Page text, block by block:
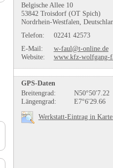
Belgische Allee 10
53842 Troisdorf (OT Spich)
Nordrhein-Westfalen,
Telefon:
02241 42573
E-Mail:
w-faul@t-online.de
Website:
www.kfz-wolfgang-
GPS-Daten
Breitengrad:
N50°50'7.22
Längengrad:
E7°6'29.66
Werkstatt-Eintrag in